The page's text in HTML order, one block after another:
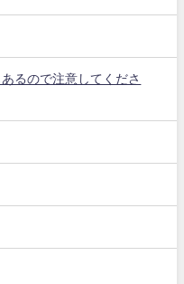
るので注意してくださ